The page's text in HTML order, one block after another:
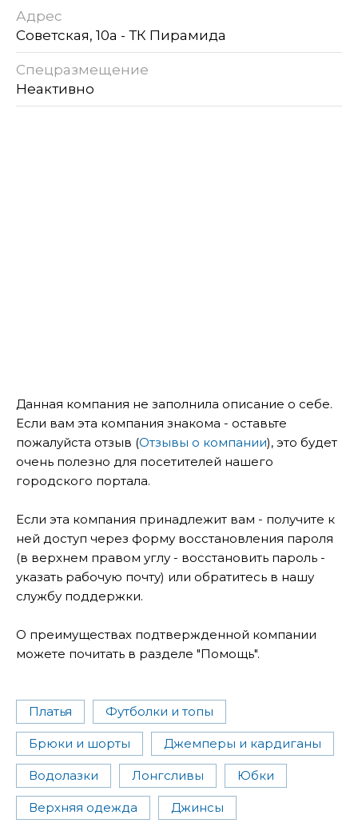
Адрес
Советская, 10а - ТК Пирамида
Спецразмещение
Неактивно
Данная компания не заполнила описание о себе.
Если вам эта компания знакома - оставьте
пожалуйста отзыв (Отзывы о компании), это будет
очень полезно для посетителей нашего
городского портала.
Если эта компания принадлежит вам - получите к
ней доступ через форму восстановления пароля
(в верхнем правом углу - восстановить пароль -
указать рабочую почту) или обратитесь в нашу
службу поддержки.
О преимуществах подтвержденной компании
можете почитать в разделе "Помощь".
Платья Футболки и топы
Брюки и шорты Джемперы и кардиганы
Водолазки Лонгсливы Юбки
Верхняя одежда Джинсы